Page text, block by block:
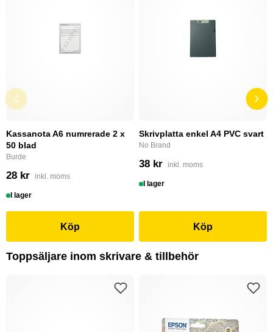
Kassanota A6 numrerade 2 x
50 blad
Burde
28 kr inkl. moms
I lager
Köp
Skrivplatta enkel A4 PVC svart
No Brand
38 kr inkl. moms
I lager
Köp
Toppsäljare inom skrivare & tillbehör